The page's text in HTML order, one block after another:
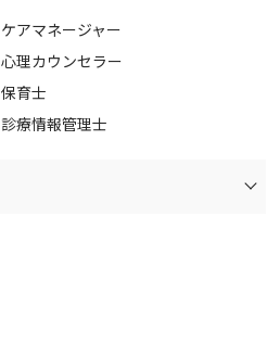
ケアマネージャー
心理カウンセラー
保育士
診療情報管理士